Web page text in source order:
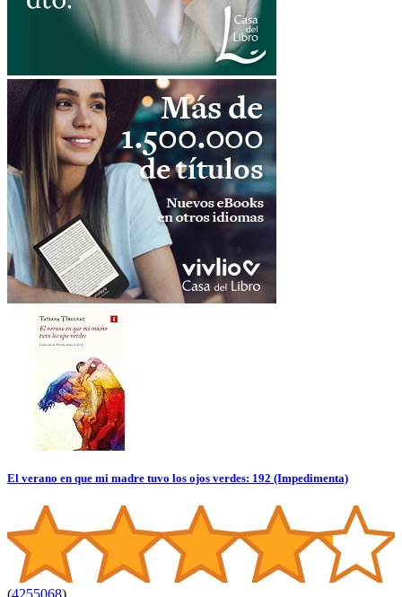
El verano en que mi madre tuvo los ojos verdes: 192 (Impedimenta)